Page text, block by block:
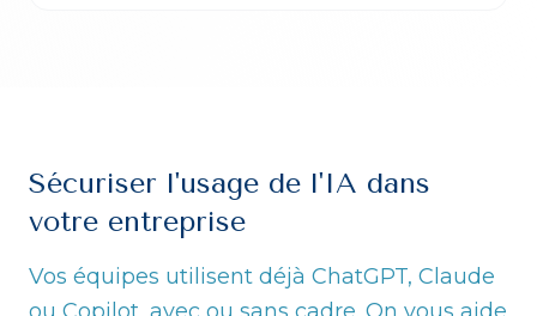
Sécuriser l'usage de l'IA dans
votre entreprise
Vos équipes utilisent déjà ChatGPT, Claude